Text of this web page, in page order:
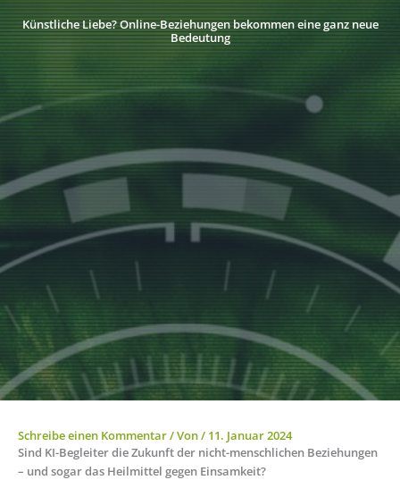
Künstliche Liebe? Online-Beziehungen bekommen eine ganz neue
Bedeutung
Schreibe einen Kommentar/ Von/ 11. Januar 2024
Sind KI-Begleiter die Zukunft der nicht-menschlichen Beziehungen
– und sogar das Heilmittel gegen Einsamkeit?